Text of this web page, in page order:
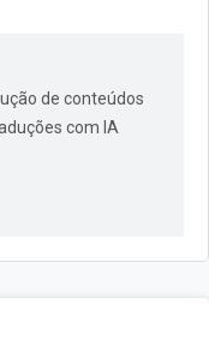
de conteúdos
com IA